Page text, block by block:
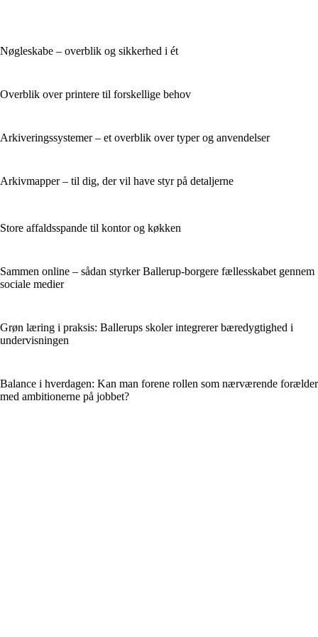
Nøgleskabe – overblik og sikkerhed i ét
Overblik over printere til forskellige behov
Arkiveringssystemer – et overblik over typer og anvendelser
Arkivmapper – til dig, der vil have styr på detaljerne
Store affaldsspande til kontor og køkken
Sammen online – sådan styrker Ballerup-borgere fællesskabet gennem
sociale medier
Grøn læring i praksis: Ballerups skoler integrerer bæredygtighed i
undervisningen
Balance i hverdagen: Kan man forene rollen som nærværende forælder
med ambitionerne på jobbet?